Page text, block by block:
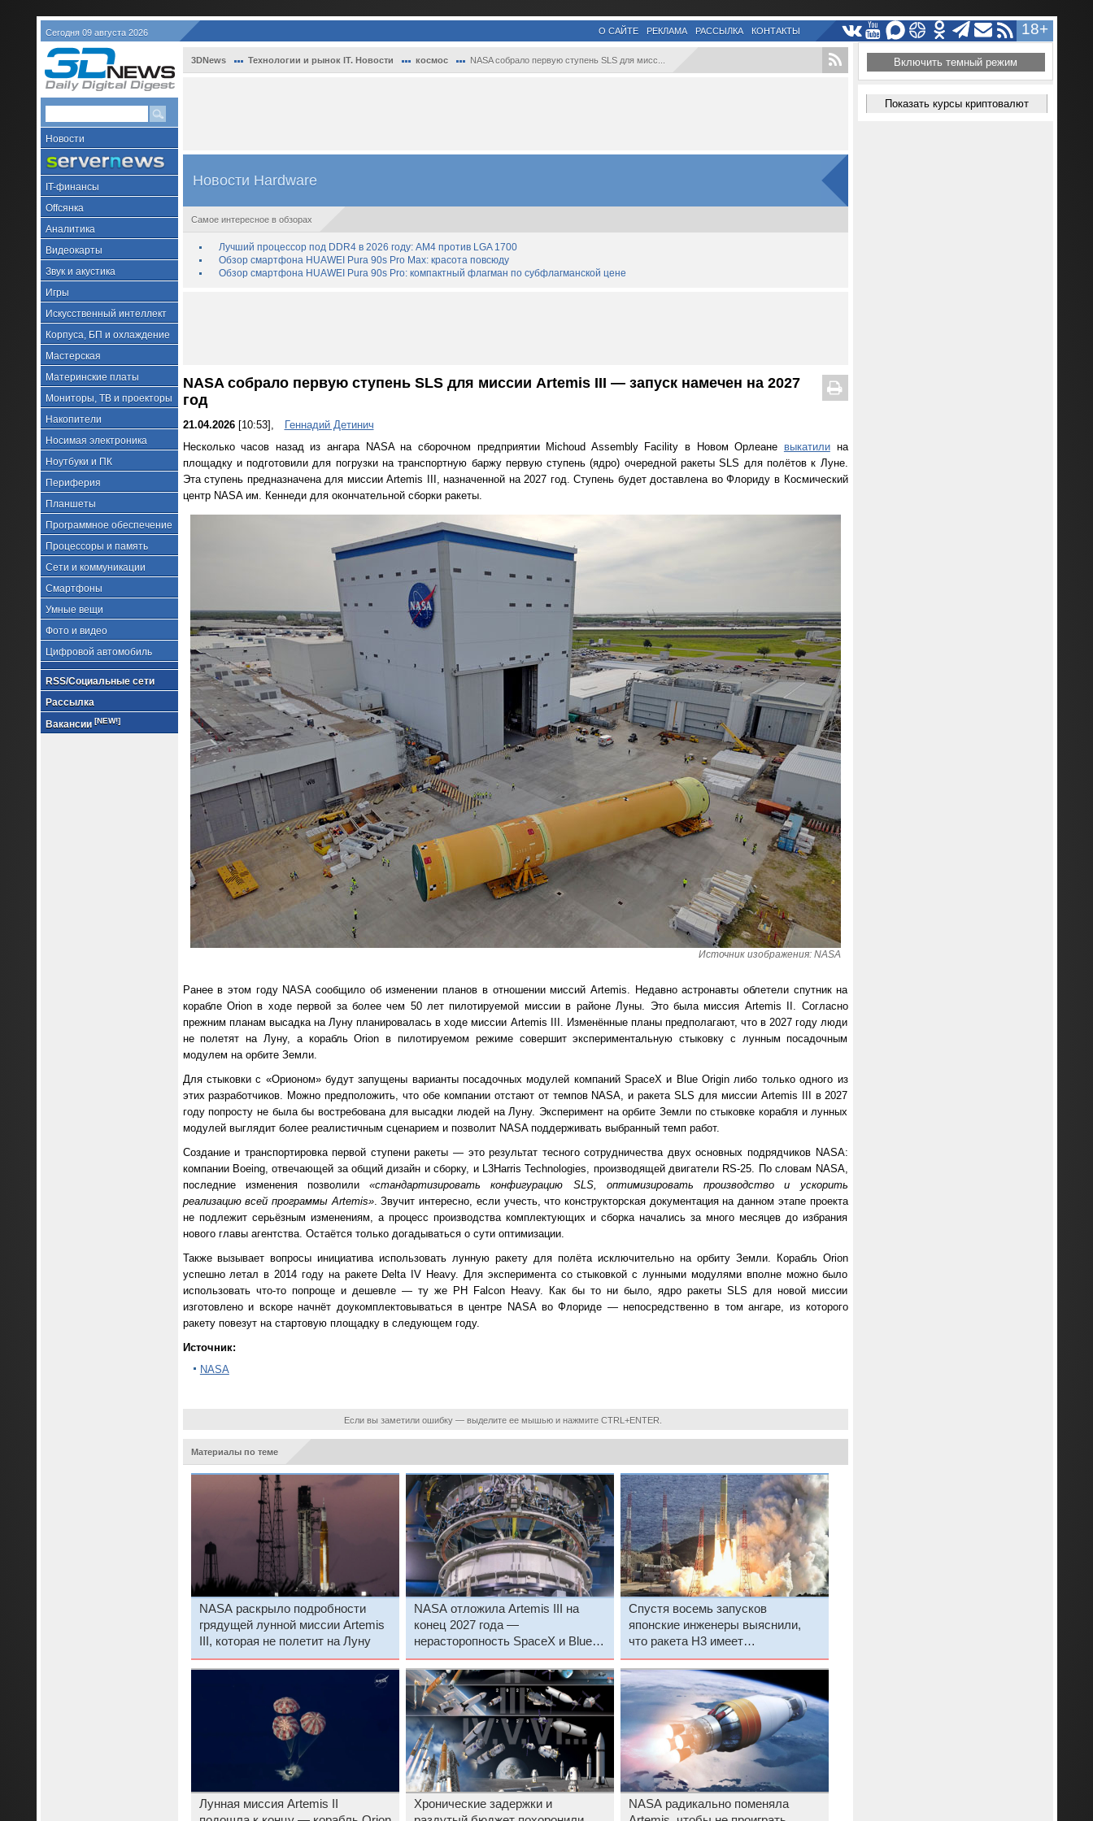
Сегодня 09 августа 2026 18+
О САЙТЕ РЕКЛАМА РАССЫЛКА КОНТАКТЫ
Новости
IT-финансы
Offсянка
Аналитика
Видеокарты
Звук и акустика
Игры
Искусственный интеллект
Корпуса, БП и охлаждение
Мастерская
Материнские платы
Мониторы, ТВ и проекторы
Накопители
Носимая электроника
Ноутбуки и ПК
Периферия
Планшеты
Программное обеспечение
Процессоры и память
Сети и коммуникации
Смартфоны
Умные вещи
Фото и видео
Цифровой автомобиль
RSS/Социальные сети
Рассылка
Вакансии [NEW!]
3DNews Технологии и рынок IT. Новости космос NASA собрало первую ступень SLS для мисс...
Новости Hardware
Самое интересное в обзорах
Лучший процессор под DDR4 в 2026 году: AM4 против LGA 1700
Обзор смартфона HUAWEI Pura 90s Pro Max: красота повсюду
Обзор смартфона HUAWEI Pura 90s Pro: компактный флагман по субфлагманской цене
NASA собрало первую ступень SLS для миссии Artemis III — запуск намечен на 2027
год
21.04.2026[10:53],
Геннадий Детинич
Несколько часов назад из ангара NASA на сборочном предприятии Michoud Assembly Facility в Новом Орлеане выкатилина
площадку и подготовили для погрузки на транспортную баржу первую ступень (ядро) очередной ракеты SLS для полётов к Луне.
Эта ступень предназначена для миссии Artemis III, назначенной на 2027 год. Ступень будет доставлена во Флориду в Космический
центр NASA им. Кеннеди для окончательной сборки ракеты.
Источник изображения: NASA
Ранее в этом году NASA сообщило об изменении планов в отношении миссий Artemis. Недавно астронавты облетели спутник на
корабле Orion в ходе первой за более чем 50 лет пилотируемой миссии в районе Луны. Это была миссия Artemis II. Согласно
прежним планам высадка на Луну планировалась в ходе миссии Artemis III. Изменённые планы предполагают, что в 2027 году люди
не полетят на Луну, а корабль Orion в пилотируемом режиме совершит экспериментальную стыковку с лунным посадочным
модулем на орбите Земли.
Для стыковки с «Орионом» будут запущены варианты посадочных модулей компаний SpaceX и Blue Origin либо только одного из
этих разработчиков. Можно предположить, что обе компании отстают от темпов NASA, и ракета SLS для миссии Artemis III в 2027
году попросту не была бы востребована для высадки людей на Луну. Эксперимент на орбите Земли по стыковке корабля и лунных
модулей выглядит более реалистичным сценарием и позволит NASA поддерживать выбранный темп работ.
Создание и транспортировка первой ступени ракеты — это результат тесного сотрудничества двух основных подрядчиков NASA:
компании Boeing, отвечающей за общий дизайн и сборку, и L3Harris Technologies, производящей двигатели RS-25. По словам NASA,
последние изменения позволили«стандартизировать конфигурацию SLS, оптимизировать производство и ускорить
реализацию всей программы Artemis». Звучит интересно, если учесть, что конструкторская документация на данном этапе проекта
не подлежит серьёзным изменениям, а процесс производства комплектующих и сборка начались за много месяцев до избрания
нового главы агентства. Остаётся только догадываться о сути оптимизации.
Также вызывает вопросы инициатива использовать лунную ракету для полёта исключительно на орбиту Земли. Корабль Orion
успешно летал в 2014 году на ракете Delta IV Heavy. Для эксперимента со стыковкой с лунными модулями вполне можно было
использовать что-то попроще и дешевле — ту же РН Falcon Heavy. Как бы то ни было, ядро ракеты SLS для новой миссии
изготовлено и вскоре начнёт доукомплектовываться в центре NASA во Флориде — непосредственно в том ангаре, из которого
ракету повезут на стартовую площадку в следующем году.
Источник:
NASA
Если вы заметили ошибку — выделите ее мышью и нажмите CTRL+ENTER.
Материалы по теме
NASA раскрыло подробности
грядущей лунной миссии Artemis
III, которая не полетит на Луну
NASA отложила Artemis III на
конец 2027 года —
нерасторопность SpaceX и Blue
Origin затягивает полёт на Луну
Спустя восемь запусков
японские инженеры выяснили,
что ракета H3 имеет
конструктивные дефекты
Лунная миссия Artemis II
Хронические задержки и
NASA радикально поменяла
Включить темный режим
Показать курсы криптовалют